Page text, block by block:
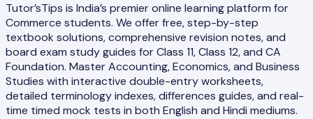
Tutor’sTips is India’s premier online learning platform for
Commerce students. We offer free, step-by-step
textbook solutions, comprehensive revision notes, and
board exam study guides for Class 11, Class 12, and CA
Foundation. Master Accounting, Economics, and Business
Studies with interactive double-entry worksheets,
detailed terminology indexes, differences guides, and real-
time timed mock tests in both English and Hindi mediums.